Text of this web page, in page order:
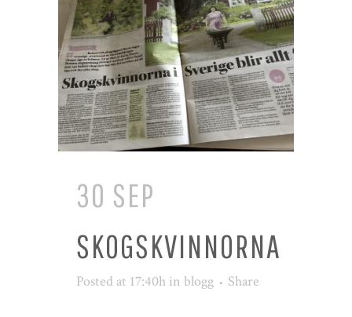
30 SEP
SKOGSKVINNORNA
Posted at 17:40h in blogg Share